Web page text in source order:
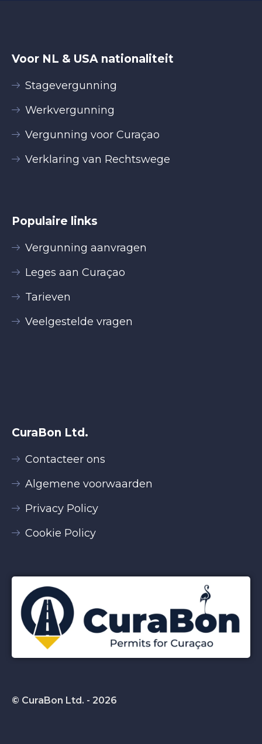
Voor NL & USA nationaliteit
Stagevergunning
Werkvergunning
Vergunning voor Curaçao
Verklaring van Rechtswege
Populaire links
Vergunning aanvragen
Leges aan Curaçao
Tarieven
Veelgestelde vragen
CuraBon Ltd.
Contacteer ons
Algemene voorwaarden
Privacy Policy
Cookie Policy
© CuraBon Ltd. - 2026